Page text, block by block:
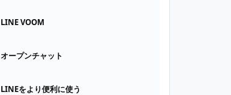
LINE VOOM
オープンチャット
LINEをより便利に使う